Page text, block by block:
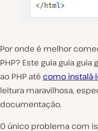
Por onde é melhor
PHP? Este guia guia
ao PHP até como instalá-
leitura maravilhosa,
documentação.
O único problema com